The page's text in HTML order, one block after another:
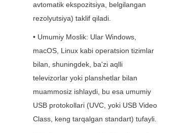
avtomatik ekspozitsiya, belgilangan
rezolyutsiya) taklif qiladi.
• Umumiy Moslik: Ular Windows,
macOS, Linux kabi operatsion tizimlar
bilan, shuningdek, ba'zi aqlli
televizorlar yoki planshetlar bilan
muammosiz ishlaydi, bu esa umumiy
USB protokollari (UVC, yoki USB Video
Class, keng tarqalgan standart) tufayli.